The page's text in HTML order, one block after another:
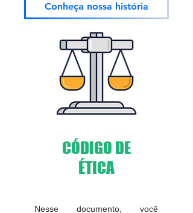
Conheça nossa história
CÓDIGO DE
ÉTICA
Nesse documento, você